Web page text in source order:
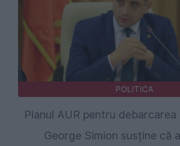
POLITICA
Planul AUR pentru debarcarea
George Simion susține că